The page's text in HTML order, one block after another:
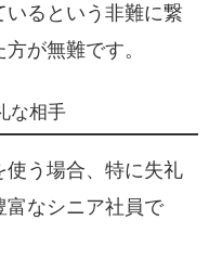
いるという非難に繋
が無難です。
な相手
使う場合、特に失礼
富なシニア社員で